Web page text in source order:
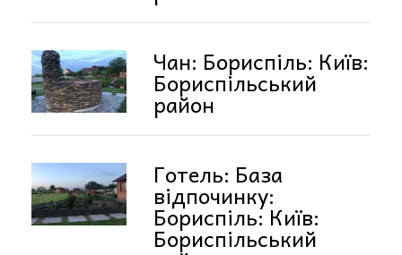
Чан: Бориспіль: Київ:
Бориспільський
район
Готель: База
відпочинку:
Бориспіль: Київ:
Бориспільський